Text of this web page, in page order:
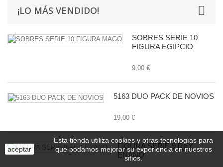
¡LO MÁS VENDIDO!
SOBRES SERIE 10
FIGURA EGIPCIO
9,00 €
5163 DUO PACK DE NOVIOS
19,00 €
FIGURA SERIE 9 REY
ENANO
aceptar
Esta tienda utiliza cookies y otras tecnologías para
que podamos mejorar su experiencia en nuestros
sitios.